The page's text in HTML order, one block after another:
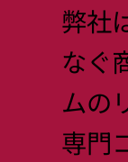
弊社
なぐ
ムの
専門